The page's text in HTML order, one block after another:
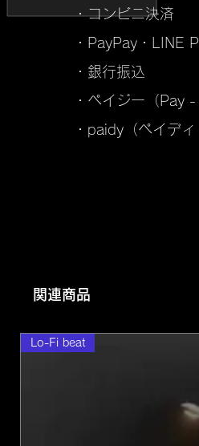
・コンビニ決済
・PayPay・LINE
・銀行振込
・ペイジー（Pay -
・paidy（ペイディ
関連商品
Lo-Fi beat